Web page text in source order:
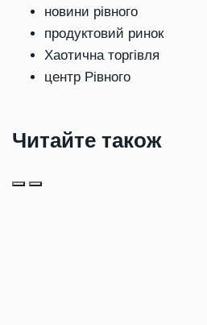
новини рівного
продуктовий ринок
Хаотична торгівля
центр Рівного
Читайте також